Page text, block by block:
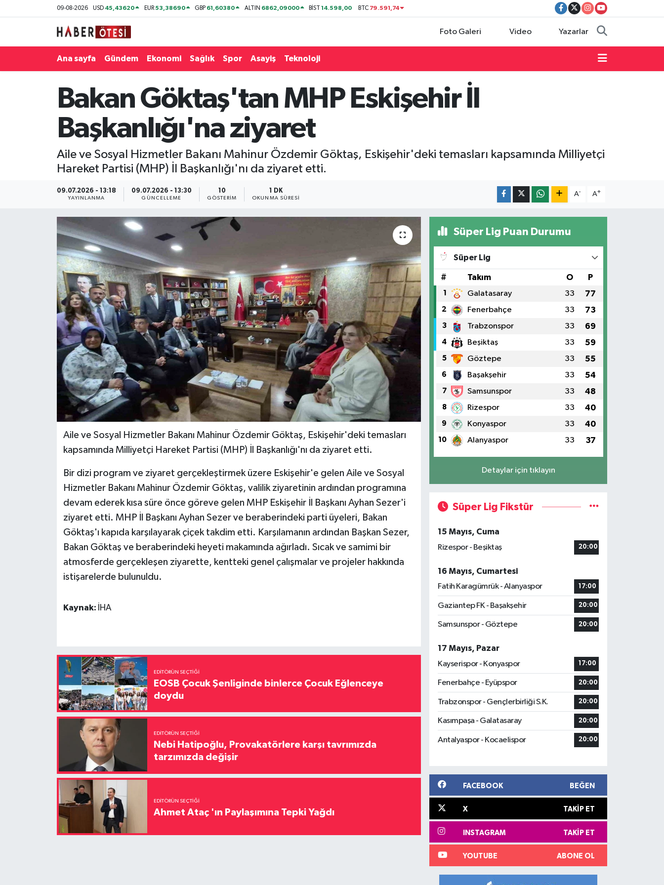
09-08-2026 USD 45,43620 EUR53,38690 GBP 61,60380 ALTIN 6862,09000 BİST14.598,00 BTC 79.591,74
Foto Galeri Video Yazarlar
Ana sayfa Gündem Ekonomi Sağlık Spor Asayiş Teknoloji
Bakan Göktaş'tan MHP Eskişehir İl
Başkanlığı'na ziyaret
Aile ve Sosyal Hizmetler Bakanı Mahinur Özdemir Göktaş, Eskişehir'deki temasları kapsamında Milliyetçi
Hareket Partisi (MHP) İl Başkanlığı'nı da ziyaret etti.
09.07.2026 - 13:18
YAYINLANMA
09.07.2026 - 13:30
GÜNCELLEME
10
GÖSTERIM
1 DK
OKUNMA SÜRESI
A- A+
Aile ve Sosyal Hizmetler Bakanı Mahinur Özdemir Göktaş, Eskişehir'deki temasları
kapsamında Milliyetçi Hareket Partisi (MHP) İl Başkanlığı'nı da ziyaret etti.
Bir dizi program ve ziyaret gerçekleştirmek üzere Eskişehir'e gelen Aile ve Sosyal
Hizmetler Bakanı Mahinur Özdemir Göktaş, valilik ziyaretinin ardından programına
devam ederek kısa süre önce göreve gelen MHP Eskişehir İl Başkanı Ayhan Sezer'i
ziyaret etti. MHP İl Başkanı Ayhan Sezer ve beraberindeki parti üyeleri, Bakan
Göktaş'ı kapıda karşılayarak çiçek takdim etti. Karşılamanın ardından Başkan Sezer,
Bakan Göktaş ve beraberindeki heyeti makamında ağırladı. Sıcak ve samimi bir
atmosferde gerçekleşen ziyarette, kentteki genel çalışmalar ve projeler hakkında
istişarelerde bulunuldu.
Kaynak: İHA
EDITÖRÜN SEÇTIĞI
EOSB Çocuk Şenliginde binlerce Çocuk Eğlenceye
doydu
EDITÖRÜN SEÇTIĞI
Nebi Hatipoğlu, Provakatörlere karşı tavrımızda
tarzımızda değişir
EDITÖRÜN SEÇTIĞI
Ahmet Ataç 'ın Paylaşımına Tepki Yağdı
Süper Lig Puan Durumu
Süper Lig
# Takım O P
1 Galatasaray 33 77
2 Fenerbahçe 33 73
3 Trabzonspor 33 69
4 Beşiktaş 33 59
5 Göztepe 33 55
6 Başakşehir 33 54
7 Samsunspor 33 48
8 Rizespor 33 40
9 Konyaspor 33 40
10 Alanyaspor 33 37
Detaylar için tıklayın
Süper Lig Fikstür
15 Mayıs, Cuma
Rizespor - Beşiktaş
20:00
16 Mayıs, Cumartesi
Fatih Karagümrük - Alanyaspor
17:00
Gaziantep FK - Başakşehir 20:00
Samsunspor - Göztepe 20:00
17 Mayıs, Pazar
Kayserispor - Konyaspor
17:00
Fenerbahçe - Eyüpspor 20:00
Trabzonspor - Gençlerbirliği S.K. 20:00
Kasımpaşa - Galatasaray 20:00
Antalyaspor - Kocaelispor 20:00
FACEBOOK BEĞEN
X TAKIP ET
INSTAGRAM TAKIP ET
YOUTUBE ABONE OL
Ana sayfa
Gündem
Ekonomi
Teknoloji
Eskişehir Nöbetçi Eczaneler
Eskişehir Hava Durumu
Eskişehir Namaz Vakitleri
Süper Lig Puan Durumu ve Fikstür
Tüm Manşetler
Son Dakika Haberleri